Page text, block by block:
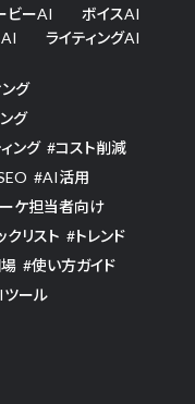
ビーAI
ボイスAI
ライティングAI
グ
グ
ング #コスト削減
#AI活用
ケ担当者向け
クリスト #トレンド
#使い方ガイド
ール